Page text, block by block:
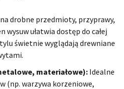
na drobne przedmioty, przyprawy,
wysuw ułatwia dostęp do całej
świetnie wyglądają drewniane
materiałowe): Idealne
(np. warzywa korzeniowe,